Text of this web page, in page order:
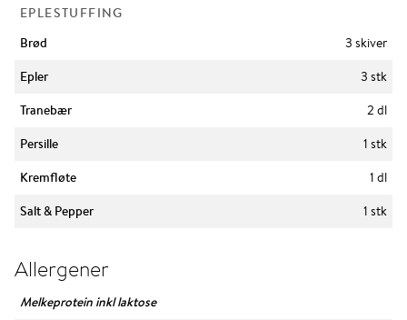
EPLESTUFFING
Brød
3 skiver
Epler
3 stk
Tranebær
2 dl
Persille
1 stk
Kremfløte
1 dl
Salt & Pepper
1 stk
Allergener
Melkeprotein inkl laktose